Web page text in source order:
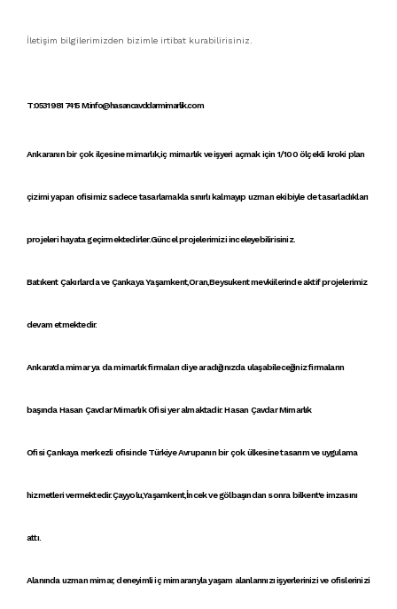
İletişim bilgilerimizden bizimle irtibat kurabilirisiniz.
T:0531 981 7415 M:info@hasancavddarmimarlik.com
Ankaranın bir çok ilçesinemimarlık,iç mimarlıkveişyeri açmak için 1/100 ölçekli krokiplan
çizimi yapanofisimizsadece tasarlamakla sınırlı kalmayıp uzman ekibiyle de tasarladıkları
projeleri hayata geçirmektedirler.Güncel projelerimizi inceleyebilirisiniz.
Batıkent Çakırlarda ve Çankaya Yaşamkent,Oran,Beysukent mevkiilerinde aktif projelerimiz
devam etmektedir.
Ankara'da mimarya damimarlık firmalarıdiye aradığınızda ulaşabileceğiniz firmaların
başındaHasan Çavdar Mimarlık Ofisiyer almaktadir. Hasan Çavdar Mimarlık
OfisiÇankayamerkezli ofisinde Türkiye Avrupanın bir çok ülkesinetasarım ve uygulama
hizmetlerivermektedir.Çayyolu,Yaşamkent,İncek ve gölbaşından sonra bilkent'e imzasını
attı.
Alanında uzman mimar, deneyimli iç mimararıyla yaşam alanlarınızı işyerlerinizi ve ofislerinizi